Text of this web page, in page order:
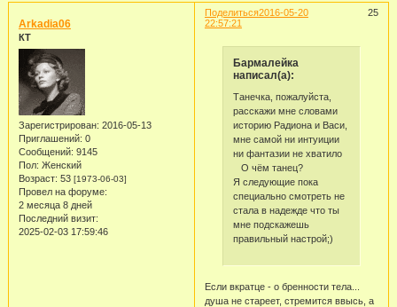
Поделиться 25
2016-05-20
22:57:21
Arkadia06
КТ
Зарегистрирован: 2016-05-13
Приглашений: 0
Сообщений: 9145
Пол: Женский
Возраст: 53 [1973-06-03]
Провел на форуме:
2 месяца 8 дней
Последний визит:
2025-02-03 17:59:46
Бармалейка
написал(а):
Танечка, пожалуйста,
расскажи мне словами
историю Радиона и Васи,
мне самой ни интуиции
ни фантазии не хватило
О чём танец?
Я следующие пока
специально смотреть не
стала в надежде что ты
мне подскажешь
правильный настрой;)
Если вкратце - о бренности тела...
душа не стареет, стремится ввысь, а